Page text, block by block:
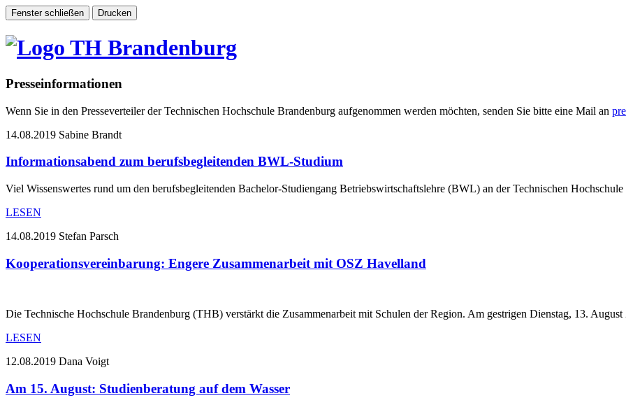
Presseinformationen
Wenn Sie in den Presseverteiler der Technischen Hochschule Brandenburg aufgenommen werden möchten, senden Sie bitte eine Mail an
14.08.2019 Sabine Brandt
Informationsabend zum berufsbegleitenden BWL-Studium
Viel Wissenswertes rund um den berufsbegleitenden Bachelor-Studiengang Betriebswirtschaftslehre (BWL) an der Technischen
LESEN
14.08.2019 Stefan Parsch
Kooperationsvereinbarung: Engere Zusammenarbeit mit OSZ Havelland
Die Technische Hochschule Brandenburg (THB) verstärkt die Zusammenarbeit mit Schulen der Region. Am gestrigen Dienstag, 13.
LESEN
12.08.2019 Dana Voigt
Am 15. August: Studienberatung auf dem Wasser